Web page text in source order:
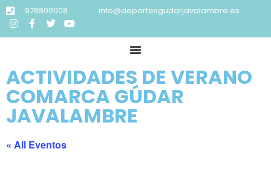
978800008 info@deportesgudarjavalambre.es
ACTIVIDADES DE VERANO
COMARCA GÚDAR
JAVALAMBRE
« All Eventos